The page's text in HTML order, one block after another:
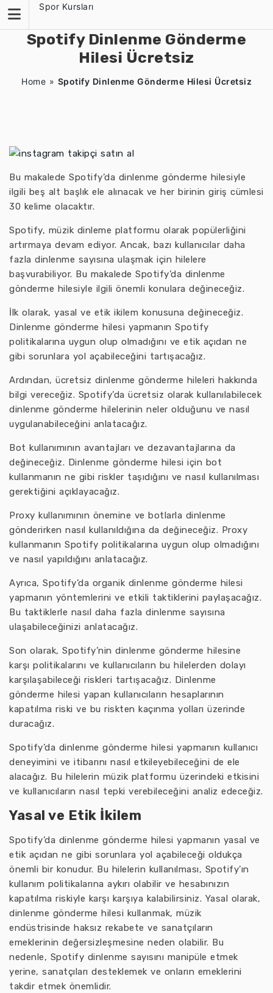
content
Spor Kursları
Spotify Dinlenme Gönderme
Hilesi Ücretsiz
Home » Spotify Dinlenme Gönderme Hilesi Ücretsiz
Bu makalede Spotify’da dinlenme gönderme hilesiyle
ilgili beş alt başlık ele alınacak ve her birinin giriş cümlesi
30 kelime olacaktır.
Spotify, müzik dinleme platformu olarak popülerliğini
artırmaya devam ediyor. Ancak, bazı kullanıcılar daha
fazla dinlenme sayısına ulaşmak için hilelere
başvurabiliyor. Bu makalede Spotify’da dinlenme
gönderme hilesiyle ilgili önemli konulara değineceğiz.
İlk olarak, yasal ve etik ikilem konusuna değineceğiz.
Dinlenme gönderme hilesi yapmanın Spotify
politikalarına uygun olup olmadığını ve etik açıdan ne
gibi sorunlara yol açabileceğini tartışacağız.
Ardından, ücretsiz dinlenme gönderme hileleri hakkında
bilgi vereceğiz. Spotify’da ücretsiz olarak kullanılabilecek
dinlenme gönderme hilelerinin neler olduğunu ve nasıl
uygulanabileceğini anlatacağız.
Bot kullanımının avantajları ve dezavantajlarına da
değineceğiz. Dinlenme gönderme hilesi için bot
kullanmanın ne gibi riskler taşıdığını ve nasıl kullanılması
gerektiğini açıklayacağız.
Proxy kullanımının önemine ve botlarla dinlenme
gönderirken nasıl kullanıldığına da değineceğiz. Proxy
kullanmanın Spotify politikalarına uygun olup olmadığını
ve nasıl yapıldığını anlatacağız.
Ayrıca, Spotify’da organik dinlenme gönderme hilesi
yapmanın yöntemlerini ve etkili taktiklerini paylaşacağız.
Bu taktiklerle nasıl daha fazla dinlenme sayısına
ulaşabileceğinizi anlatacağız.
Son olarak, Spotify’nin dinlenme gönderme hilesine
karşı politikalarını ve kullanıcıların bu hilelerden dolayı
karşılaşabileceği riskleri tartışacağız. Dinlenme
gönderme hilesi yapan kullanıcıların hesaplarının
kapatılma riski ve bu riskten kaçınma yolları üzerinde
duracağız.
Spotify’da dinlenme gönderme hilesi yapmanın kullanıcı
deneyimini ve itibarını nasıl etkileyebileceğini de ele
alacağız. Bu hilelerin müzik platformu üzerindeki etkisini
ve kullanıcıların nasıl tepki verebileceğini analiz edeceğiz.
Yasal ve Etik İkilem
Spotify’da dinlenme gönderme hilesi yapmanın yasal ve
etik açıdan ne gibi sorunlara yol açabileceği oldukça
önemli bir konudur. Bu hilelerin kullanılması, Spotify’ın
kullanım politikalarına aykırı olabilir ve hesabınızın
kapatılma riskiyle karşı karşıya kalabilirsiniz. Yasal olarak,
dinlenme gönderme hilesi kullanmak, müzik
endüstrisinde haksız rekabete ve sanatçıların
emeklerinin değersizleşmesine neden olabilir. Bu
nedenle, Spotify dinlenme sayısını manipüle etmek
yerine, sanatçıları desteklemek ve onların emeklerini
takdir etmek önemlidir.